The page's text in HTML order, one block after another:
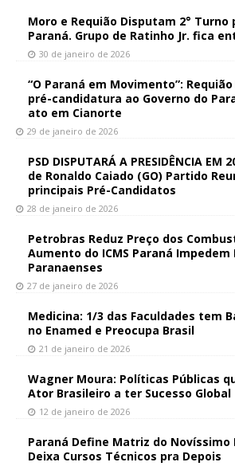
Moro e Requião Disputam 2° Turno
Paraná. Grupo de Ratinho Jr. fica
30 de janeiro de 2026
“O Paraná em Movimento”:
pré-candidatura ao Governo do
ato em Cianorte
29 de janeiro de 2026
PSD DISPUTARÁ A PRESIDÊNCIA EM
de Ronaldo Caiado (GO) Partido
principais Pré-Candidatos
28 de janeiro de 2026
Petrobras Reduz Preço dos
Aumento do ICMS Paraná
Paranaenses
27 de janeiro de 2026
Medicina: 1/3 das Faculdades tem
no Enamed e Preocupa Brasil
21 de janeiro de 2026
Wagner Moura: Políticas Públicas
Ator Brasileiro a ter Sucesso Global
12 de janeiro de 2026
Paraná Define Matriz do Novíssimo
Deixa Cursos Técnicos pra Depois